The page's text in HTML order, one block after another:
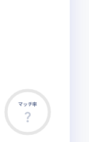
マッチ率